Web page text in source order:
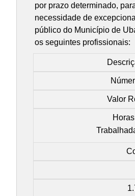
por prazo determinado,
necessidade de
público do Município de
os seguintes profissionais:
Valor